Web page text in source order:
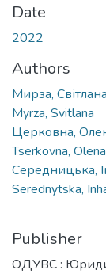
Date
2022
Authors
Мирза,
Myrza, Svitlana
Церковна,
Tserkovna, Olena
Середницька,
Serednytska,
Publisher
ОДУВС :